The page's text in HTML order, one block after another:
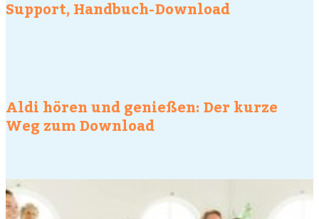
Support, Handbuch-Download
Aldi hören und genießen: Der kurze
Weg zum Download